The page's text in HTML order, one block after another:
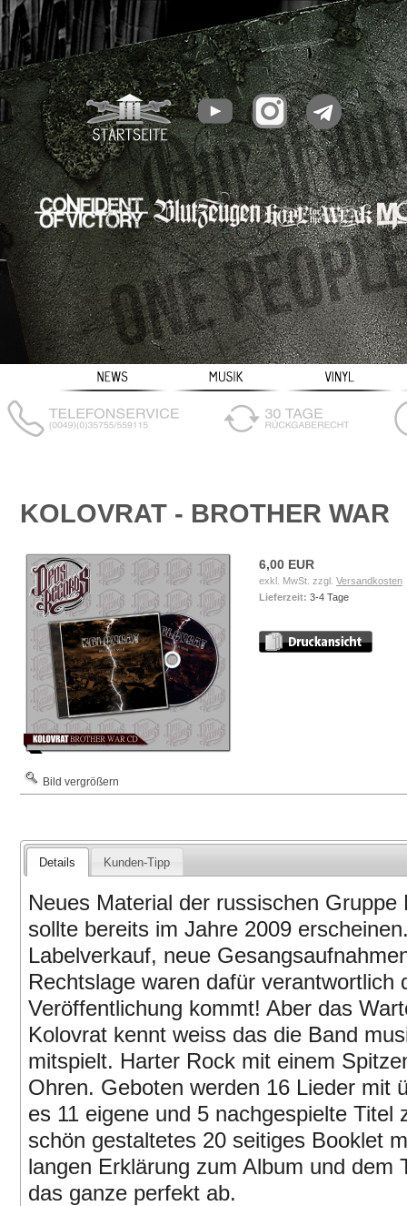
KOLOVRAT - BROTHER WAR
Bild vergrößern
6,00 EUR
exkl. MwSt. zzgl. Versandkosten
Lieferzeit: 3-4 Tage
Details Kunden-Tipp
Neues Material der russischen
sollte bereits im Jahre 2009
Labelverkauf, neue
Rechtslage waren dafür verantwortlich
Veröffentlichung kommt! Aber das
Kolovrat kennt weiss das die Band
mitspielt. Harter Rock mit einem
Ohren. Geboten werden 16 Lieder mit
es 11 eigene und 5 nachgespielte Titel
schön gestaltetes 20 seitiges Booklet
langen Erklärung zum Album und dem
das ganze perfekt ab.